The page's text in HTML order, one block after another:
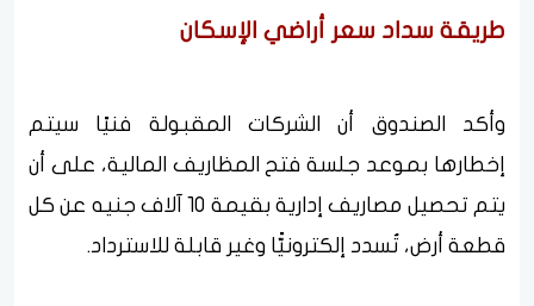
طريقة سداد سعر أراضي الإسكان
وأكد الصندوق أن الشركات المقبولة فنيًا سيتم
إخطارها بموعد جلسة فتح المظاريف المالية، على أن
يتم تحصيل مصاريف إدارية بقيمة 10 آلاف جنيه عن كل
قطعة أرض، تُسدد إلكترونيًّا وغير قابلة للاسترداد.